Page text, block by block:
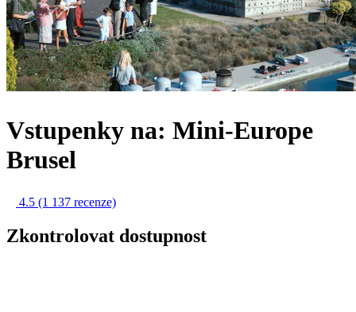
Vstupenky na: Mini-Europe
Brusel
4.5 (1 137 recenze)
Zkontrolovat dostupnost